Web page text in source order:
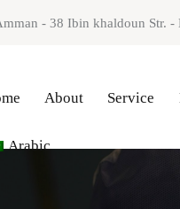
- 38 Ibin khaldoun Str.
About Service
Arabic